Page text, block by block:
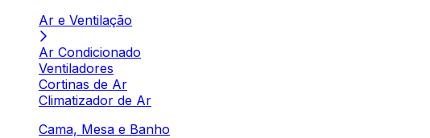
Ar e Ventilação
Ar Condicionado
Ventiladores
Cortinas de Ar
Climatizador de Ar
Cama, Mesa e Banho